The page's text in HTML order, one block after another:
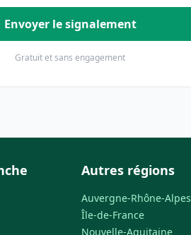
Envoyer le signalement
Gratuit et sans engagement
Autres régions
Auvergne-Rhône-Alpes
Île-de-France
Nouvelle-Aquitaine